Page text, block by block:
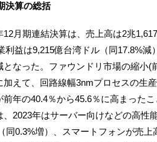
決算の総括
12月期連結決算は、売上高は2兆
利益は9,215億台湾ドル（同17.8%減
となった。ファウンドリ市場の縮小(
加えて、回路線幅3nmプロセスの生
年の40.4％から45.6％に高まった
、2023年はサーバー向けなどの高性
同0.3%増）、スマートフォンが売上